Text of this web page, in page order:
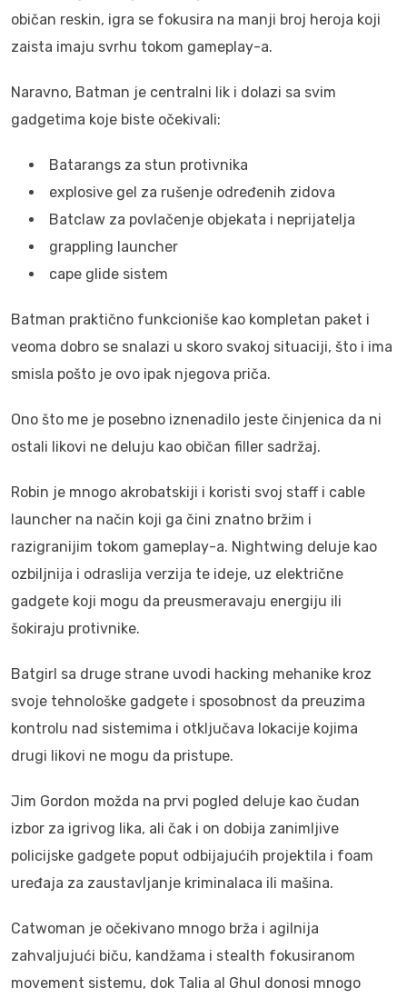
običan reskin, igra se fokusira na manji broj heroja koji
zaista imaju svrhu tokom gameplay-a.
Naravno, Batman je centralni lik i dolazi sa svim
gadgetima koje biste očekivali:
Batarangs za stun protivnika
explosive gel za rušenje određenih zidova
Batclaw za povlačenje objekata i neprijatelja
grappling launcher
cape glide sistem
Batman praktično funkcioniše kao kompletan paket i
veoma dobro se snalazi u skoro svakoj situaciji, što i ima
smisla pošto je ovo ipak njegova priča.
Ono što me je posebno iznenadilo jeste činjenica da ni
ostali likovi ne deluju kao običan filler sadržaj.
Robin je mnogo akrobatskiji i koristi svoj staff i cable
launcher na način koji ga čini znatno bržim i
razigranijim tokom gameplay-a. Nightwing deluje kao
ozbiljnija i odraslija verzija te ideje, uz električne
gadgete koji mogu da preusmeravaju energiju ili
šokiraju protivnike.
Batgirl sa druge strane uvodi hacking mehanike kroz
svoje tehnološke gadgete i sposobnost da preuzima
kontrolu nad sistemima i otključava lokacije kojima
drugi likovi ne mogu da pristupe.
Jim Gordon možda na prvi pogled deluje kao čudan
izbor za igrivog lika, ali čak i on dobija zanimljive
policijske gadgete poput odbijajućih projektila i foam
uređaja za zaustavljanje kriminalaca ili mašina.
Catwoman je očekivano mnogo brža i agilnija
zahvaljujući biču, kandžama i stealth fokusiranom
movement sistemu, dok Talia al Ghul donosi mnogo